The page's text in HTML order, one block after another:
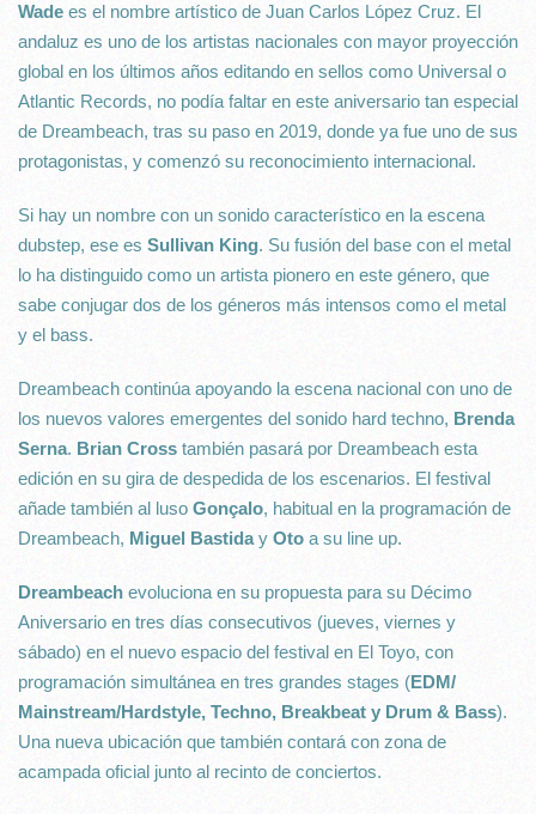
Wade es el nombre artístico de Juan Carlos López Cruz. El
andaluz es uno de los artistas nacionales con mayor proyección
global en los últimos años editando en sellos como Universal o
Atlantic Records, no podía faltar en este aniversario tan especial
de Dreambeach, tras su paso en 2019, donde ya fue uno de sus
protagonistas, y comenzó su reconocimiento internacional.
Si hay un nombre con un sonido característico en la escena
dubstep, ese es Sullivan King. Su fusión del base con el metal
lo ha distinguido como un artista pionero en este género, que
sabe conjugar dos de los géneros más intensos como el metal
y el bass.
Dreambeach continúa apoyando la escena nacional con uno de
los nuevos valores emergentes del sonido hard techno, Brenda
Serna. Brian Cross también pasará por Dreambeach esta
edición en su gira de despedida de los escenarios. El festival
añade también al luso Gonçalo, habitual en la programación de
Dreambeach, Miguel Bastiday Oto a su line up.
Dreambeach evoluciona en su propuesta para su Décimo
Aniversario en tres días consecutivos (jueves, viernes y
sábado) en el nuevo espacio del festival en El Toyo, con
programación simultánea en tres grandes stages (EDM/
Mainstream/Hardstyle, Techno, Breakbeat y Drum & Bass).
Una nueva ubicación que también contará con zona de
acampada oficial junto al recinto de conciertos.